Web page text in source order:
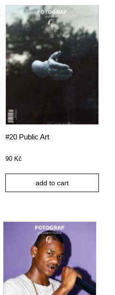
#20 Public Art
90 Kč
add to cart